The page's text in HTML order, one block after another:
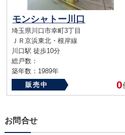
モンシャトー川口
埼玉県川口市幸町3丁目
ＪＲ京浜東北・根岸線
川口駅 徒歩10分
総戸数：
築年数：1989年
販売中
0
お問合せ